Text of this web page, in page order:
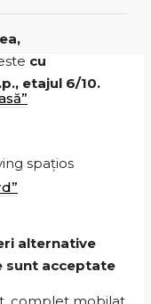
cu
etajul 6/10.
spațios
alternative
sunt acceptate